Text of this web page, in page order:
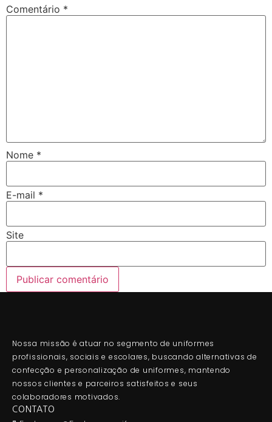
Comentário *
Nome *
E-mail *
Site
Nossa missão é atuar no segmento de uniformes
profissionais, sociais e escolares, buscando alternativas de
confecção e personalização de uniformes, mantendo
nossos clientes e parceiros satisfeitos e seus
colaboradores motivados.
CONTATO